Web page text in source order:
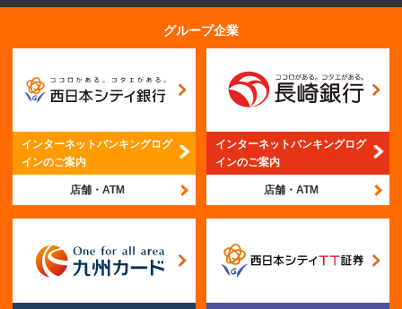
グループ企業
インターネットバンキングログ
インのご案内
店舗・ATM
インターネットバンキングログ
インのご案内
店舗・ATM